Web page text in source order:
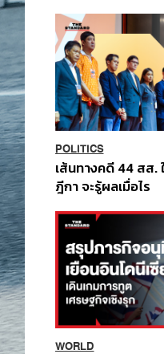
POLITICS
เส้นทางคดี 44 สส.
ฎีกา จะรู้ผลเมื่อไร
WORLD